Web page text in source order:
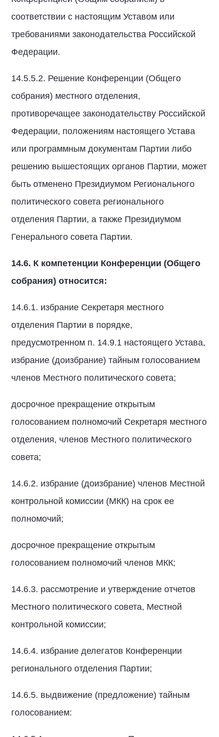
соответствии с настоящим Уставом или
требованиями законодательства Российской
Федерации.
14.5.5.2. Решение Конференции (Общего
собрания) местного отделения,
противоречащее законодательству Российской
Федерации, положениям настоящего Устава
или программным документам Партии либо
решению вышестоящих органов Партии, может
быть отменено Президиумом Регионального
политического совета регионального
отделения Партии, а также Президиумом
Генерального совета Партии.
14.6. К компетенции Конференции (Общего
собрания) относится:
14.6.1. избрание Секретаря местного
отделения Партии в порядке,
предусмотренном п. 14.9.1 настоящего Устава,
избрание (доизбрание) тайным голосованием
членов Местного политического совета;
досрочное прекращение открытым
голосованием полномочий Секретаря местного
отделения, членов Местного политического
совета;
14.6.2. избрание (доизбрание) членов Местной
контрольной комиссии (МКК) на срок ее
полномочий;
досрочное прекращение открытым
голосованием полномочий членов МКК;
14.6.3. рассмотрение и утверждение отчетов
Местного политического совета, Местной
контрольной комиссии;
14.6.4. избрание делегатов Конференции
регионального отделения Партии;
14.6.5. выдвижение (предложение) тайным
голосованием: